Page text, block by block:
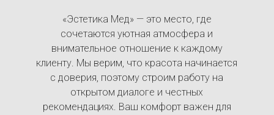
«Эстетика Мед» — это место, где
сочетаются уютная атмосфера и
внимательное отношение к каждому
клиенту. Мы верим, что красота начинается
с доверия, поэтому строим работу на
открытом диалоге и честных
рекомендациях. Ваш комфорт важен для